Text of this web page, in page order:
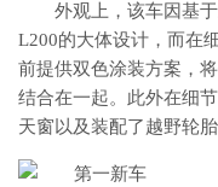
外观上，该车因基
L200的大体设计，而在
前提供双色涂装方案，
结合在一起。此外在细
天窗以及装配了越野轮